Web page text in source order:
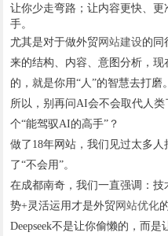
让你少走弯路；让内容更快、
手。
尤其是对于做外贸网站建设的同
来的结构、内容、意图分析，
的，就是你用“人”的智慧去打磨。
所以，别再问AI会不会取代人
个“能驾驭AI的高手”？
做了18年网站，我们见过太多
了“不会用”。
在成都南奇，我们一直强调：
势+灵活运用才是外贸网站优化
Deepseek不是让你偷懒的，而